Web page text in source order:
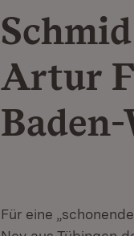
Artur
Für eine